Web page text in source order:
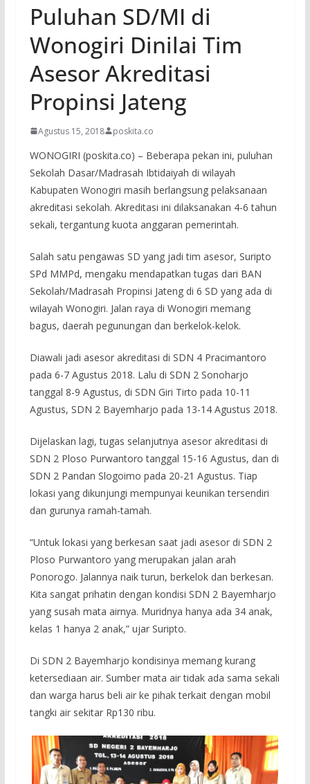
Puluhan SD/MI di
Wonogiri Dinilai Tim
Asesor Akreditasi
Propinsi Jateng
Agustus 15, 2018 poskita.co
WONOGIRI (poskita.co) – Beberapa pekan ini, puluhan
Sekolah Dasar/Madrasah Ibtidaiyah di wilayah
Kabupaten Wonogiri masih berlangsung pelaksanaan
akreditasi sekolah. Akreditasi ini dilaksanakan 4-6 tahun
sekali, tergantung kuota anggaran pemerintah.
Salah satu pengawas SD yang jadi tim asesor, Suripto
SPd MMPd, mengaku mendapatkan tugas dari BAN
Sekolah/Madrasah Propinsi Jateng di 6 SD yang ada di
wilayah Wonogiri. Jalan raya di Wonogiri memang
bagus, daerah pegunungan dan berkelok-kelok.
Diawali jadi asesor akreditasi di SDN 4 Pracimantoro
pada 6-7 Agustus 2018. Lalu di SDN 2 Sonoharjo
tanggal 8-9 Agustus, di SDN Giri Tirto pada 10-11
Agustus, SDN 2 Bayemharjo pada 13-14 Agustus 2018.
Dijelaskan lagi, tugas selanjutnya asesor akreditasi di
SDN 2 Ploso Purwantoro tanggal 15-16 Agustus, dan di
SDN 2 Pandan Slogoimo pada 20-21 Agustus. Tiap
lokasi yang dikunjungi mempunyai keunikan tersendiri
dan gurunya ramah-tamah.
“Untuk lokasi yang berkesan saat jadi asesor di SDN 2
Ploso Purwantoro yang merupakan jalan arah
Ponorogo. Jalannya naik turun, berkelok dan berkesan.
Kita sangat prihatin dengan kondisi SDN 2 Bayemharjo
yang susah mata airnya. Muridnya hanya ada 34 anak,
kelas 1 hanya 2 anak,” ujar Suripto.
Di SDN 2 Bayemharjo kondisinya memang kurang
ketersediaan air. Sumber mata air tidak ada sama sekali
dan warga harus beli air ke pihak terkait dengan mobil
tangki air sekitar Rp130 ribu.